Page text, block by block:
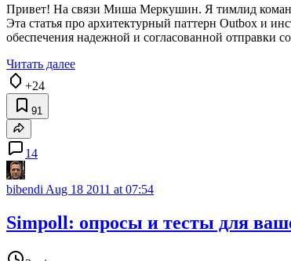
Привет! На связи Миша Меркушин. Я тимлид
Эта статья про архитектурный паттерн Outbox и
обеспечения надежной и согласованной отправки
Читать далее
+24
91
14
bibendi Aug 18 2011 at 07:54
Simpoll: опросы и тесты для